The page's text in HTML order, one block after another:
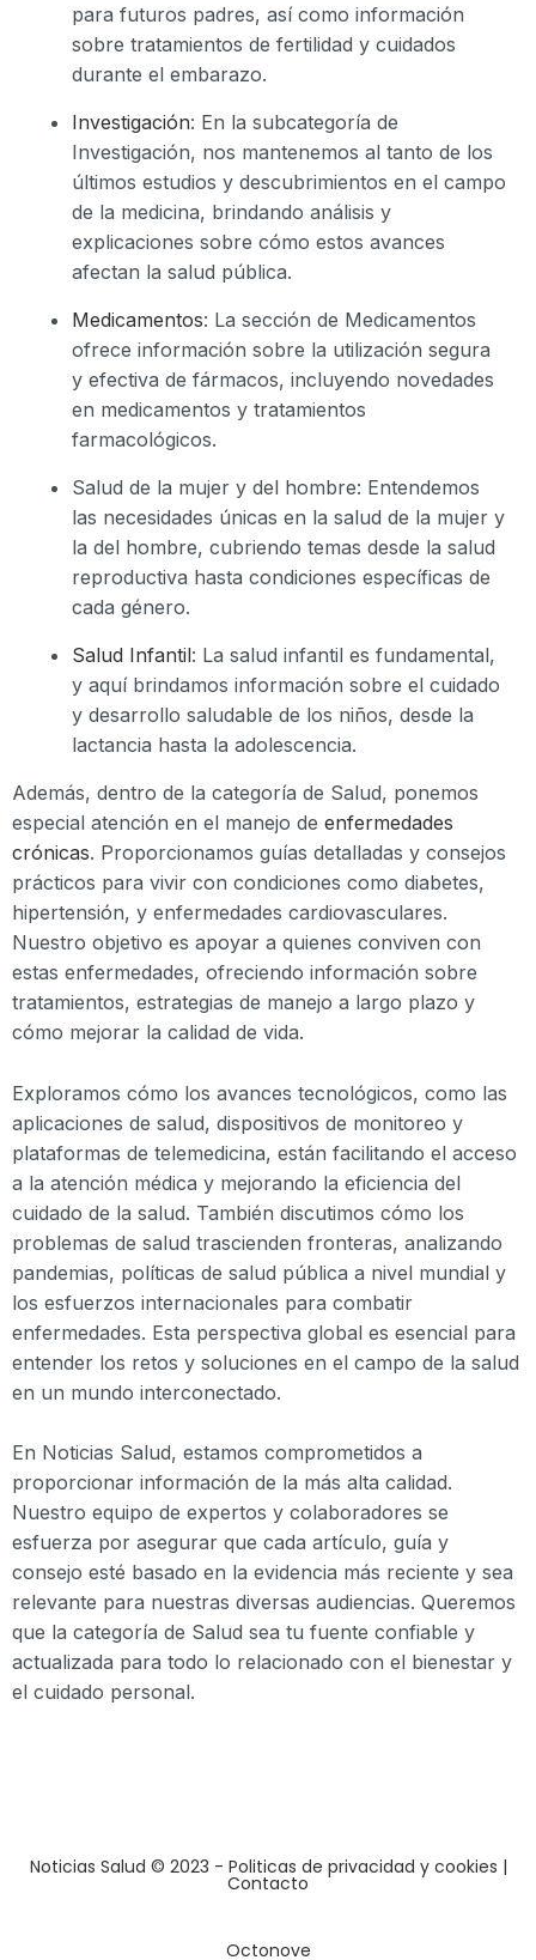
para futuros padres, así como información
sobre tratamientos de fertilidad y cuidados
durante el embarazo.
Investigación: En la subcategoría de
Investigación, nos mantenemos al tanto de los
últimos estudios y descubrimientos en el campo
de la medicina, brindando análisis y
explicaciones sobre cómo estos avances
afectan la salud pública.
Medicamentos: La sección de Medicamentos
ofrece información sobre la utilización segura
y efectiva de fármacos, incluyendo novedades
en medicamentos y tratamientos
farmacológicos.
Salud de la mujer y del hombre: Entendemos
las necesidades únicas en la salud de la mujer y
la del hombre, cubriendo temas desde la salud
reproductiva hasta condiciones específicas de
cada género.
Salud Infantil: La salud infantil es fundamental,
y aquí brindamos información sobre el cuidado
y desarrollo saludable de los niños, desde la
lactancia hasta la adolescencia.
Además, dentro de la categoría de Salud, ponemos
especial atención en el manejo de enfermedades
crónicas. Proporcionamos guías detalladas y consejos
prácticos para vivir con condiciones como diabetes,
hipertensión, y enfermedades cardiovasculares.
Nuestro objetivo es apoyar a quienes conviven con
estas enfermedades, ofreciendo información sobre
tratamientos, estrategias de manejo a largo plazo y
cómo mejorar la calidad de vida.
Exploramos cómo los avances tecnológicos, como las
aplicaciones de salud, dispositivos de monitoreo y
plataformas de telemedicina, están facilitando el acceso
a la atención médica y mejorando la eficiencia del
cuidado de la salud. También discutimos cómo los
problemas de salud trascienden fronteras, analizando
pandemias, políticas de salud pública a nivel mundial y
los esfuerzos internacionales para combatir
enfermedades. Esta perspectiva global es esencial para
entender los retos y soluciones en el campo de la salud
en un mundo interconectado.
En Noticias Salud, estamos comprometidos a
proporcionar información de la más alta calidad.
Nuestro equipo de expertos y colaboradores se
esfuerza por asegurar que cada artículo, guía y
consejo esté basado en la evidencia más reciente y sea
relevante para nuestras diversas audiencias. Queremos
que la categoría de Salud sea tu fuente confiable y
actualizada para todo lo relacionado con el bienestar y
el cuidado personal.
Noticias Salud © 2023 - Politicas de privacidad y cookies |
Contacto
Octonove